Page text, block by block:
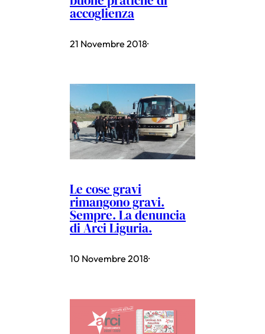
accoglienza
21 Novembre 2018·
Le cose gravi
rimangono gravi.
Sempre. La denuncia
di Arci Liguria.
10 Novembre 2018·